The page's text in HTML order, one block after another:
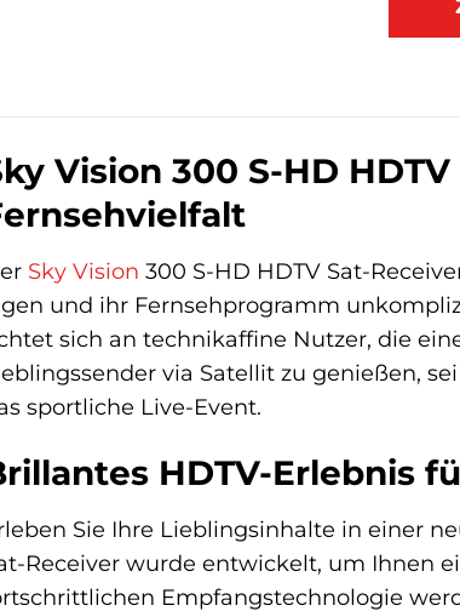
Vision 300 S-HD
Sky Vision 300 S-HD HDTV Sat-
und ihr Fernsehprogramm
sich an technikaffine Nutzer, die
via Satellit zu genießen,
sportliche Live-Event.
HDTV-Erlebnis
Sie Ihre Lieblingsinhalte in einer
Receiver wurde entwickelt, um Ihnen
Empfangstechnologie